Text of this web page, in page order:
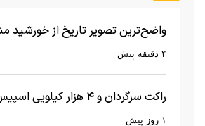
واضح‌ترین تصویر تاریخ از خورشید
۴ دقیقه پیش
راکت سرگردان و ۴ هزار
هشت هزار و ۶۹۰ کیلومتر در ساعت به ماه برخورد کرد۱ روز پیش